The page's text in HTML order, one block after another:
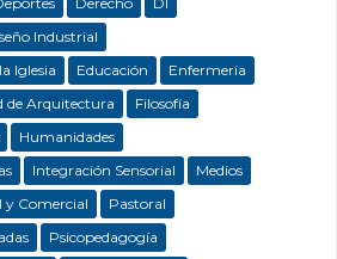
Industrial
Iglesia
Educación
Enfermeria
de Arquitectura
Filosofía
Humanidades
Integración Sensorial
Medios
y Comercial
Pastoral
Psicopedagogía